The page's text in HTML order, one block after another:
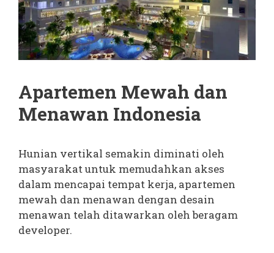
Apartemen Mewah dan
Menawan Indonesia
Hunian vertikal semakin diminati oleh
masyarakat untuk memudahkan akses
dalam mencapai tempat kerja, apartemen
mewah dan menawan dengan desain
menawan telah ditawarkan oleh beragam
developer.